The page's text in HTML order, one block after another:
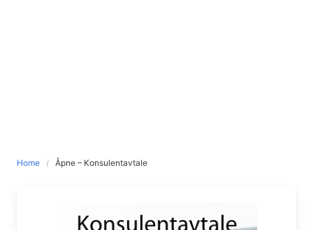
Home Åpne – Konsulentavtale